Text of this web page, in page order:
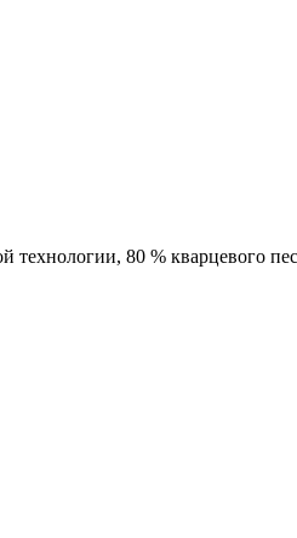
технологии, 80 %